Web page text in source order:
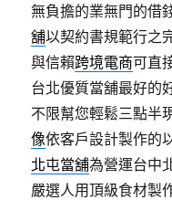
無負擔的業無門的借
舖以契約書規範行之
與信賴跨境電商可直
台北優質當舖最好的
不限幫您輕鬆三點半
像依客戶設計製作的
北屯當舖為營運台中
嚴選人用頂級食材製